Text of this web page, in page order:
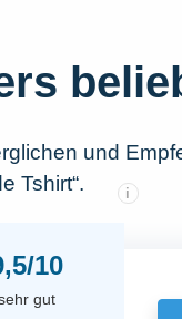
und
Tshirt“.
10
i
gut